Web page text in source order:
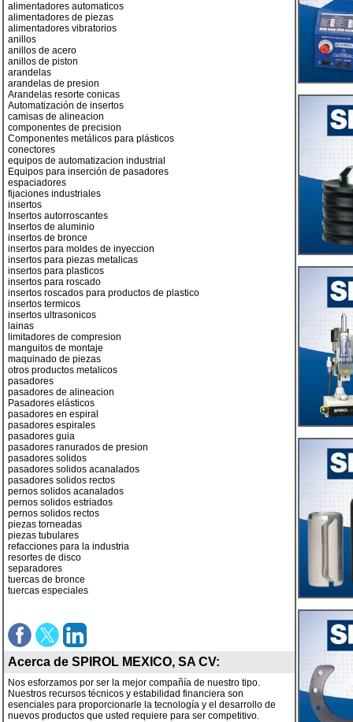
alimentadores automaticos
alimentadores de piezas
alimentadores vibratorios
anillos
anillos de acero
anillos de piston
arandelas
arandelas de presion
Arandelas resorte conicas
Automatización de insertos
camisas de alineacion
componentes de precision
Componentes metálicos para plásticos
conectores
equipos de automatizacion industrial
Equipos para inserción de pasadores
espaciadores
fijaciones industriales
insertos
Insertos autorroscantes
Insertos de aluminio
insertos de bronce
insertos para moldes de inyeccion
insertos para piezas metalicas
insertos para plasticos
insertos para roscado
insertos roscados para productos de plastico
insertos termicos
insertos ultrasonicos
lainas
limitadores de compresion
manguitos de montaje
maquinado de piezas
otros productos metalicos
pasadores
pasadores de alineacion
Pasadores elásticos
pasadores en espiral
pasadores espirales
pasadores guia
pasadores ranurados de presion
pasadores solidos
pasadores solidos acanalados
pasadores solidos rectos
pernos solidos acanalados
pernos solidos estriados
pernos solidos rectos
piezas torneadas
piezas tubulares
refacciones para la industria
resortes de disco
separadores
tuercas de bronce
tuercas especiales
Acerca de SPIROL MEXICO, SA CV:
Nos esforzamos por ser la mejor compañía de nuestro tipo.
Nuestros recursos técnicos y estabilidad financiera son
esenciales para proporcionarle la tecnología y el desarrollo de
nuevos productos que usted requiere para ser competitivo.